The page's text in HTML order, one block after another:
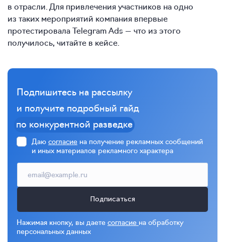
в отрасли. Для привлечения участников на одно
из таких мероприятий компания впервые
протестировала Telegram Ads — что из этого
получилось, читайте в кейсе.
Подпишитесь на рассылку
и получите подробный гайд
по конкурентной разведке
Даю согласие на получение рекламных сообщений
и иных материалов рекламного характера
Подписаться
Нажимая кнопку, вы даете согласие на обработку
персональных данных